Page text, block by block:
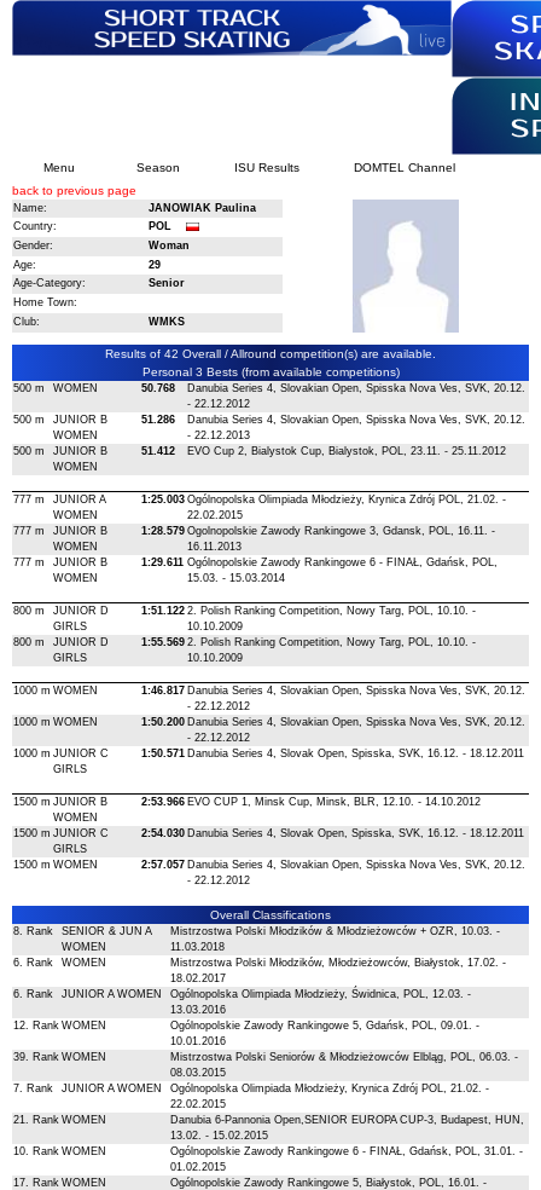
Menu Season ISU Results
DOMTEL Channel
back to previous page
Name:
JANOWIAK Paulina
Country:
POL
Gender:
Woman
Age:
29
Age-Category:
Senior
Home Town:
Club:
WMKS
Results of 42 Overall / Allround competition(s) are available.
Personal 3 Bests (from available competitions)
500 m WOMEN 50.768
Danubia Series 4, Slovakian Open, Spisska Nova Ves, SVK, 20.12.
- 22.12.2012
500 m
JUNIOR B
WOMEN
51.286
Danubia Series 4, Slovakian Open, Spisska Nova Ves, SVK, 20.12.
- 22.12.2013
500 m
JUNIOR B
WOMEN
51.412 EVO Cup 2, Bialystok Cup, Bialystok, POL, 23.11. - 25.11.2012
777 m
JUNIOR A
WOMEN
1:25.003 Ogólnopolska Olimpiada Młodzieży, Krynica Zdrój POL, 21.02. -
22.02.2015
777 m
JUNIOR B
WOMEN
1:28.579 Ogolnopolskie Zawody Rankingowe 3, Gdansk, POL, 16.11. -
16.11.2013
777 m
JUNIOR B
WOMEN
1:29.611 Ogólnopolskie Zawody Rankingowe 6 - FINAŁ, Gdańsk, POL,
15.03. - 15.03.2014
800 m
JUNIOR D
GIRLS
1:51.122 2. Polish Ranking Competition, Nowy Targ, POL, 10.10. -
10.10.2009
800 m
JUNIOR D
GIRLS
1:55.569 2. Polish Ranking Competition, Nowy Targ, POL, 10.10. -
10.10.2009
1000 m WOMEN 1:46.817 Danubia Series 4, Slovakian Open, Spisska Nova Ves, SVK, 20.12.
- 22.12.2012
1000 m WOMEN 1:50.200 Danubia Series 4, Slovakian Open, Spisska Nova Ves, SVK, 20.12.
- 22.12.2012
1000 m JUNIOR C
GIRLS
1:50.571 Danubia Series 4, Slovak Open, Spisska, SVK, 16.12. - 18.12.2011
1500 m JUNIOR B
WOMEN
2:53.966 EVO CUP 1, Minsk Cup, Minsk, BLR, 12.10. - 14.10.2012
1500 m JUNIOR C
GIRLS
2:54.030 Danubia Series 4, Slovak Open, Spisska, SVK, 16.12. - 18.12.2011
1500 m WOMEN 2:57.057 Danubia Series 4, Slovakian Open, Spisska Nova Ves, SVK, 20.12.
- 22.12.2012
Overall Classifications
8. Rank
SENIOR & JUN A
WOMEN
Mistrzostwa Polski Młodzików & Młodzieżowców + OZR, 10.03. -
11.03.2018
6. Rank
WOMEN
Mistrzostwa Polski Młodzików, Młodzieżowców, Białystok, 17.02. -
18.02.2017
6. Rank
JUNIOR A WOMEN
Ogólnopolska Olimpiada Młodzieży, Świdnica, POL, 12.03. -
13.03.2016
12. Rank WOMEN
Ogólnopolskie Zawody Rankingowe 5, Gdańsk, POL, 09.01. -
10.01.2016
39. Rank WOMEN
Mistrzostwa Polski Seniorów & Młodzieżowców Elbląg, POL, 06.03. -
08.03.2015
7. Rank
JUNIOR A WOMEN
Ogólnopolska Olimpiada Młodzieży, Krynica Zdrój POL, 21.02. -
22.02.2015
21. Rank WOMEN
Danubia 6-Pannonia Open,SENIOR EUROPA CUP-3, Budapest, HUN,
13.02. - 15.02.2015
10. Rank WOMEN
Ogólnopolskie Zawody Rankingowe 6 - FINAŁ, Gdańsk, POL, 31.01. -
01.02.2015
17. Rank WOMEN
Ogólnopolskie Zawody Rankingowe 5, Białystok, POL, 16.01. -